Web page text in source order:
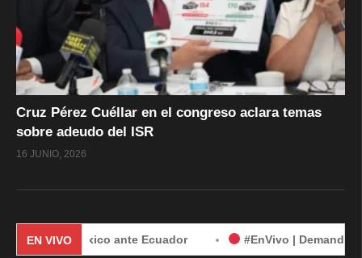
Cruz Pérez Cuéllar en el congreso aclara temas
sobre adeudo del ISR
16 JUNIO, 2026
EN VIVO
ante Ecuador #EnVivo | Demanda de México